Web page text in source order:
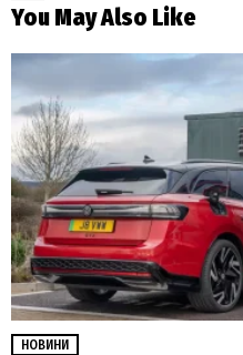
You May Also Like
НОВИНИ